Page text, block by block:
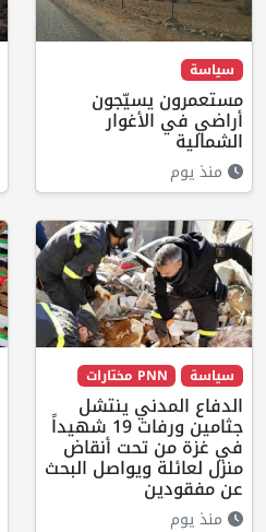
سياسة
مستعمرون يسيّجون
أراضي في الأغوار
الشمالية
منذ يوم
سياسة PNN مختارات
الدفاع المدني ينتشل
جثامين ورفات 19 شهيداً
في غزة من تحت أنقاض
منزل لعائلة ويواصل البحث
عن مفقودين
منذ يوم